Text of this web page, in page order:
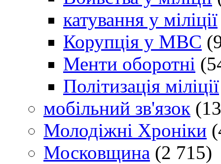
катування у міліції
Корупція у МВС
Менти оборотні
Політизація міліції
мобільний зв'язок
Молодіжні Хроніки
Московщина (2 715)